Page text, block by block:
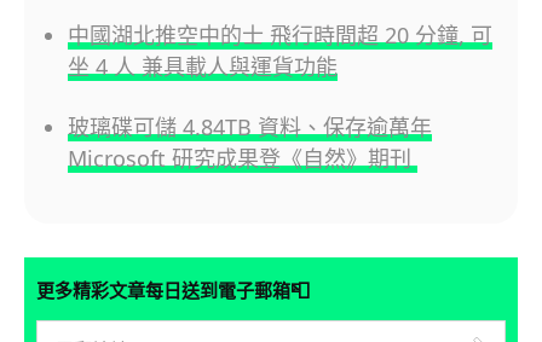
中國湖北推空中的士 飛行時間超 20 分鐘, 可
坐 4 人 兼具載人與運貨功能
玻璃碟可儲 4.84TB 資料、保存逾萬年
Microsoft 研究成果登《自然》期刊
更多精彩文章每日送到電子郵箱📮